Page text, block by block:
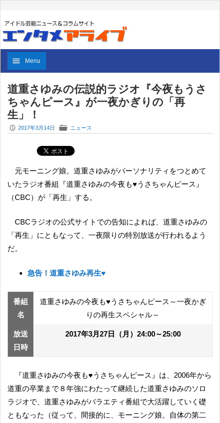
Menu
道重さゆみの伝説的ラジオ『今夜もうさ
ちゃんピース』が一夜かぎりの「再
生」！
P 2017年3月14日 F ニュース
元モーニング娘。道重さゆみがパーソナリティをつとめて
いたラジオ番組『道重さゆみの今夜も♥うさちゃんピース』
（CBC）が「再生」する。
CBCラジオの公式サイトでの告知によれば、道重さゆみの
「再生」にともなって、一夜限りの特別放送が行われるよう
だ。
急告！道重さゆみ再生♥
番組
名
道重さゆみの今夜も♥うさちゃんピース～一夜かぎ
りの再生スペシャル～
放送
日時
2017年3月27日（月）24:00～25:00
『道重さゆみの今夜も♥うさちゃんピース』は、2006年から
道重の卒業まで８年強にわたって継続した道重さゆみのソロ
ラジオで、道重さゆみがバラエティ番組で大活躍していく礎
ともなった（従って、間接的に、モーニング娘。自体の第二